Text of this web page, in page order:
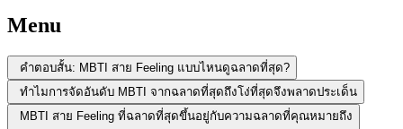
Menu
คำตอบสั้น: MBTI สาย Feeling แบบไหนดูฉลาดที่สุด?
ทำไมการจัดอันดับ MBTI จากฉลาดที่สุดถึงโง่ที่สุดจึงพลาดประเด็น
MBTI สาย Feeling ที่ฉลาดที่สุดขึ้นอยู่กับความฉลาดที่คุณหมายถึง